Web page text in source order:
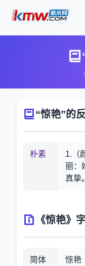
“惊艳”的
朴素
1.（
丽：
真挚。
《惊艳》
简体 惊艳